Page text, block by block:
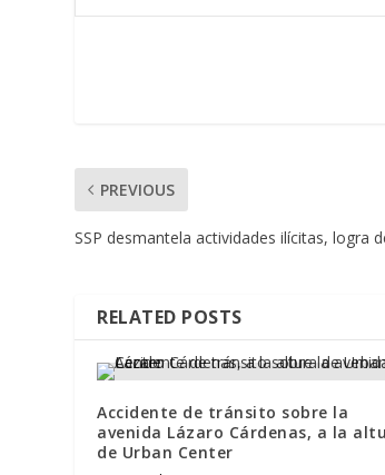
PREVIOUS
SSP desmantela actividades ilícitas, logra
RELATED POSTS
Accidente de tránsito sobre la
avenida Lázaro Cárdenas, a la
de Urban Center